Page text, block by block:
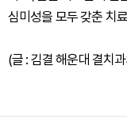
심미성을 모두 갖춘 치
(글 : 김결 해운대 결치